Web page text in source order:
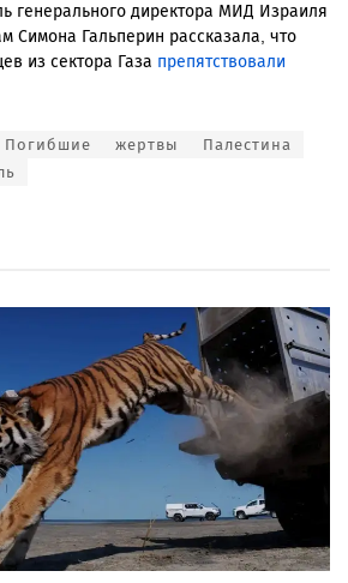
генерального директора МИД Израиля
Симона Гальперин рассказала, что
из сектора Газа препятствовали
Погибшие жертвы
Палестина